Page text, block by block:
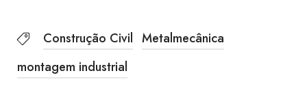
Construção Civil Metalmecânica
montagem industrial